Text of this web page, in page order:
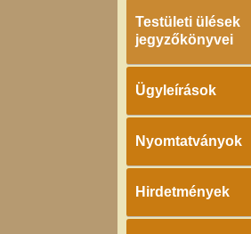
Testületi ülések
jegyzőkönyvei
Ügyleírások
Nyomtatványok
Hirdetmények